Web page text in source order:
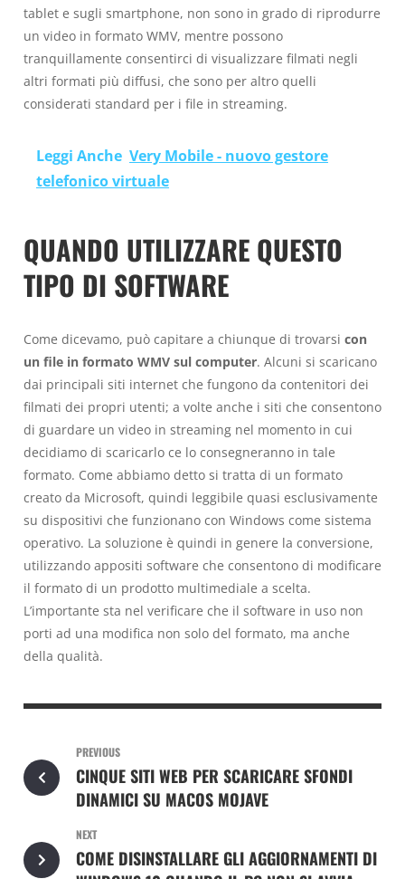
tablet e sugli smartphone, non sono in grado di riprodurre
un video in formato WMV, mentre possono
tranquillamente consentirci di visualizzare filmati negli
altri formati più diffusi, che sono per altro quelli
considerati standard per i file in streaming.
Leggi Anche Very Mobile - nuovo gestore
telefonico virtuale
QUANDO UTILIZZARE QUESTO
TIPO DI SOFTWARE
Come dicevamo, può capitare a chiunque di trovarsi con
un file in formato WMV sul computer. Alcuni si scaricano
dai principali siti internet che fungono da contenitori dei
filmati dei propri utenti; a volte anche i siti che consentono
di guardare un video in streaming nel momento in cui
decidiamo di scaricarlo ce lo consegneranno in tale
formato. Come abbiamo detto si tratta di un formato
creato da Microsoft, quindi leggibile quasi esclusivamente
su dispositivi che funzionano con Windows come sistema
operativo. La soluzione è quindi in genere la conversione,
utilizzando appositi software che consentono di modificare
il formato di un prodotto multimediale a scelta.
L’importante sta nel verificare che il software in uso non
porti ad una modifica non solo del formato, ma anche
della qualità.
PREVIOUS
CINQUE SITI WEB PER SCARICARE SFONDI
DINAMICI SU MACOS MOJAVE
NEXT
COME DISINSTALLARE GLI AGGIORNAMENTI DI